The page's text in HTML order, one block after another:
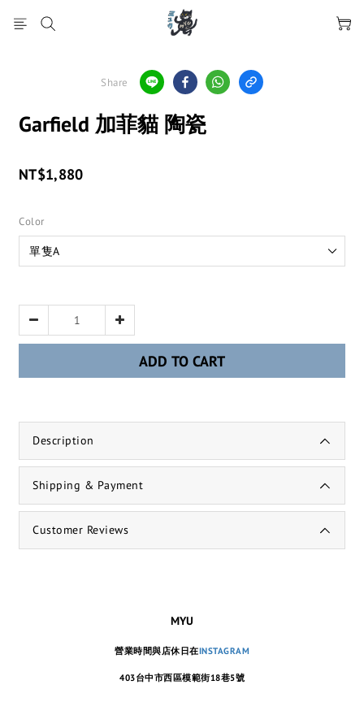
Share
Garfield 加菲貓 陶瓷
NT$1,880
Color
ADD TO CART
Description
Shipping & Payment
Customer Reviews
MYU
營業時間與店休日在INSTAGRAM
403台中市西區模範街18巷5號